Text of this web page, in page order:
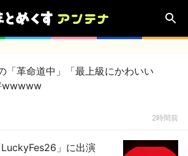
「革命道中」「最上級にかわいい
wwwww
2時間前
」に出演